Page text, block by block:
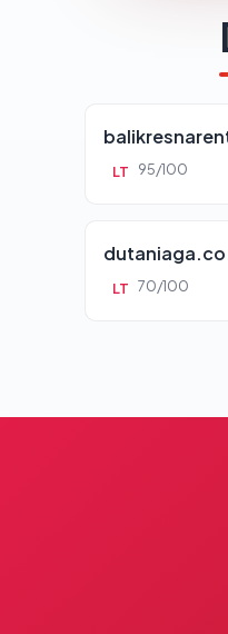
LT 95/100
LT 70/100